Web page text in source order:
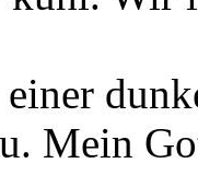
Mein